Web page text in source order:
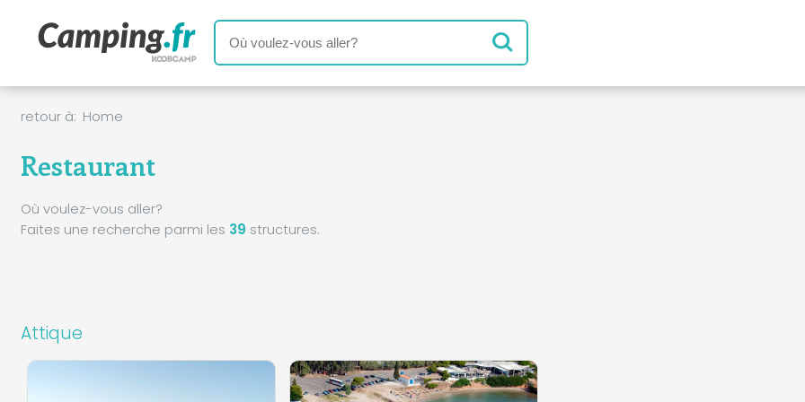
retour à: Home
Restaurant
Où voulez-vous aller?
Faites une recherche parmi les 39 structures.
Attique